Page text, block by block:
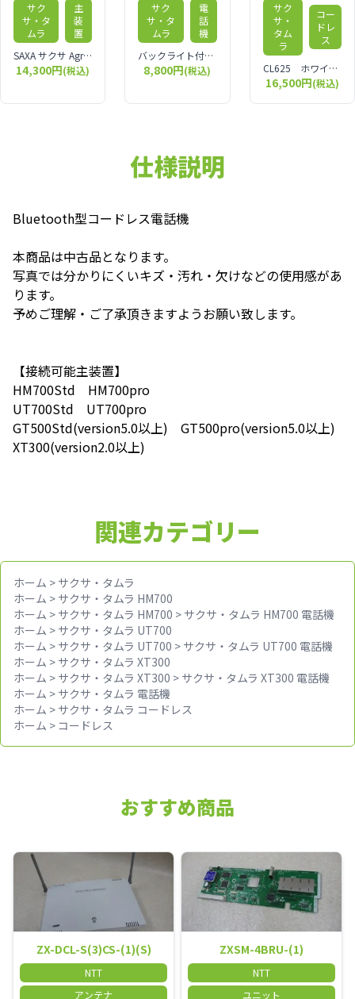
サク
サ・タ
ムラ
主
装
置
SAXA サクサ Agrea HM700シリーズ 主装置 10名規模のオフィスに適しているビジネスフォン用主装置です。
14,300円(税込)
サク
サ・タ
ムラ
電
話
機
バックライト付き漢字表示チルトディスプレイ18ボタン電話機(18外線対応)(白) TD610(W)
8,800円(税込)
サク
サ・
タム
ラ
コー
ドレ
ス
CL625 ホワイト 親機と子機が離れるコードレスタイプのビジネスフォンです。オフィス内を頻繁に移動しながら通話する方にお勧めです。
16,500円(税込)
仕様説明
Bluetooth型コードレス電話機
本商品は中古品となります。
写真では分かりにくいキズ・汚れ・欠けなどの使用感があ
ります。
予めご理解・ご了承頂きますようお願い致します。
【接続可能主装置】
HM700Std HM700pro
UT700Std UT700pro
GT500Std(version5.0以上) GT500pro(version5.0以上)
XT300(version2.0以上)
関連カテゴリー
ホーム > サクサ・タムラ
ホーム > サクサ・タムラ HM700
ホーム > サクサ・タムラ HM700 > サクサ・タムラ HM700 電話機
ホーム > サクサ・タムラ UT700
ホーム > サクサ・タムラ UT700 > サクサ・タムラ UT700 電話機
ホーム > サクサ・タムラ XT300
ホーム > サクサ・タムラ XT300 > サクサ・タムラ XT300 電話機
ホーム > サクサ・タムラ 電話機
ホーム > サクサ・タムラ コードレス
ホーム > コードレス
おすすめ商品
ZX-DCL-S(3)CS-(1)(S)
NTT
アンテナ
ZXSM-4BRU-(1)
NTT
ユニット